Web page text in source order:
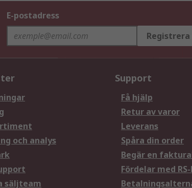
E-postadress
Registrera
och analys
säljteam
Support
Få hjälp
Retur av varor
Leverans
Spåra din order
Begär en
Fördelar med